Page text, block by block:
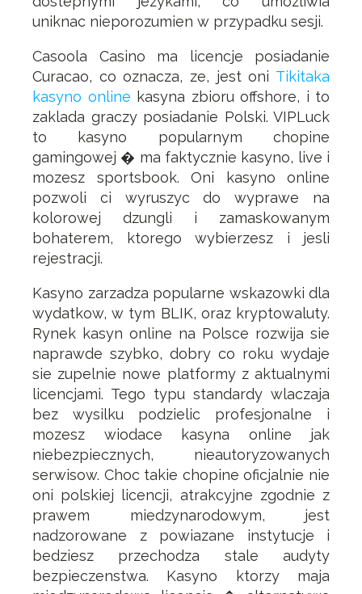
uniknac nieporozumien w przypadku sesji.
Casoola Casino ma licencje posiadanie
Curacao, co oznacza, ze, jest oni Tikitaka
kasyno online kasyna zbioru offshore, i to
zaklada graczy posiadanie Polski. VIPLuck
to kasyno popularnym chopine
gamingowej � ma faktycznie kasyno, live i
mozesz sportsbook. Oni kasyno online
pozwoli ci wyruszyc do wyprawe na
kolorowej dzungli i zamaskowanym
bohaterem, ktorego wybierzesz i jesli
rejestracji.
Kasyno zarzadza popularne wskazowki dla
wydatkow, w tym BLIK, oraz kryptowaluty.
Rynek kasyn online na Polsce rozwija sie
naprawde szybko, dobry co roku wydaje
sie zupelnie nowe platformy z aktualnymi
licencjami. Tego typu standardy wlaczaja
bez wysilku podzielic profesjonalne i
mozesz wiodace kasyna online jak
niebezpiecznych, nieautoryzowanych
serwisow. Choc takie chopine oficjalnie nie
oni polskiej licencji, atrakcyjne zgodnie z
prawem miedzynarodowym, jest
nadzorowane z powiazane instytucje i
bedziesz przechodza stale audyty
bezpieczenstwa. Kasyno ktorzy maja